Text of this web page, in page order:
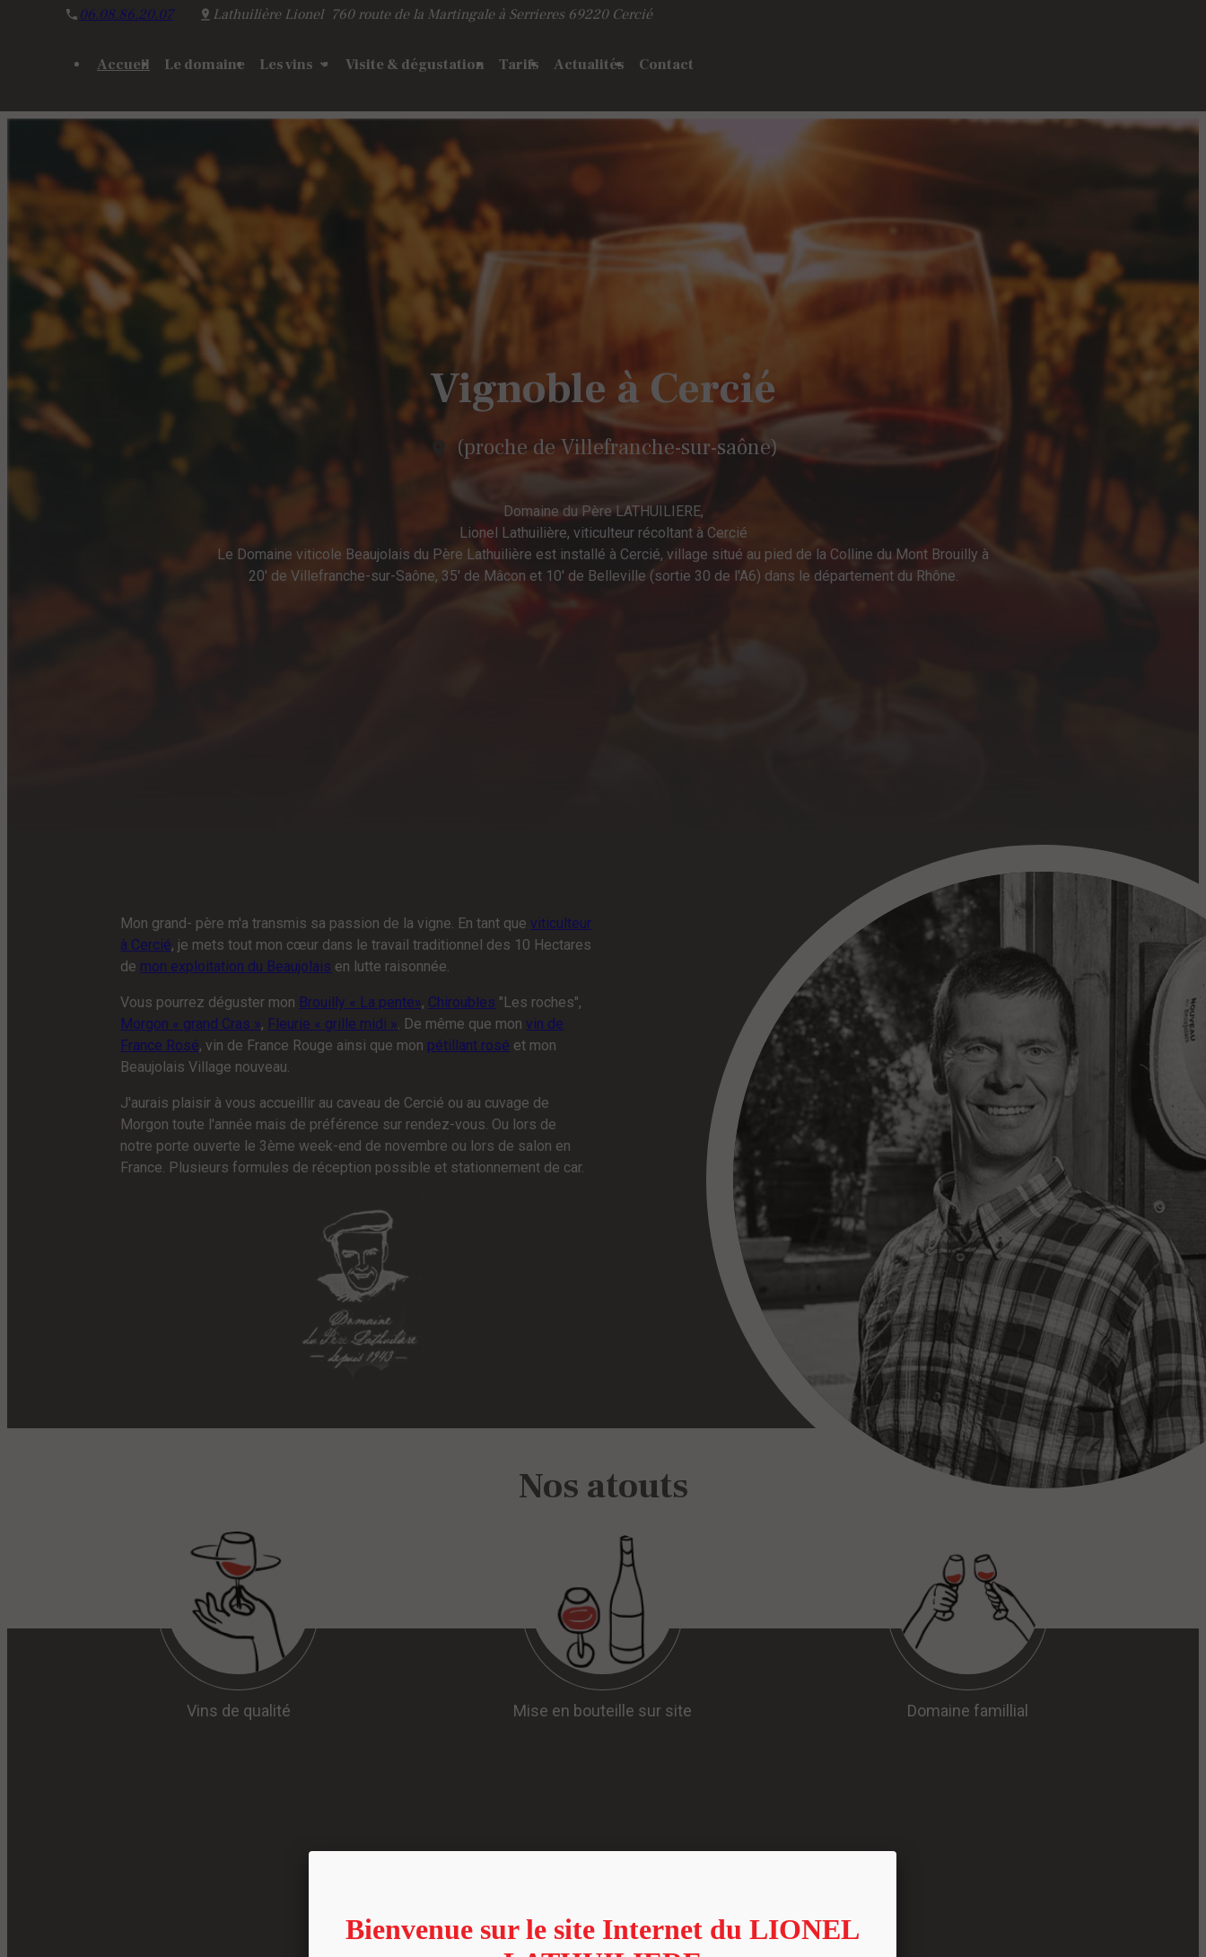
06.08.86.20.07 Lathuilière Lionel 760 route de la Martingale à Serrieres 69220 Cercié
Accueil Le domaine Les vins Visite & dégustation Tarifs Actualités Contact
Vignoble à Cercié
(proche de Villefranche-sur-saône)
Domaine du Père LATHUILIERE,
Lionel Lathuilière, viticulteur récoltant à Cercié
Le Domaine viticole Beaujolais du Père Lathuilière est installé à Cercié, village situé au pied de la Colline du Mont Brouilly à
20' de Villefranche-sur-Saône, 35' de Mâcon et 10' de Belleville (sortie 30 de l'A6) dans le département du Rhône.
Mon grand- père m'a transmis sa passion de la vigne. En tant queviticulteur
à Cercié, je mets tout mon cœur dans le travail traditionnel des 10 Hectares
de mon exploitation du Beaujolais en lutte raisonnée.
Vous pourrez déguster mon Brouilly « La pente», Chiroubles "Les roches",
Morgon « grand Cras », Fleurie « grille midi » . De même que monvin de
France Rosé, vin de France Rouge ainsi que mon pétillant rosé et mon
Beaujolais Village nouveau.
J'aurais plaisir à vous accueillir au caveau de Cercié ou au cuvage de
Morgon toute l'année mais de préférence sur rendez-vous. Ou lors de
notre porte ouverte le 3ème week-end de novembre ou lors de salon en
France. Plusieurs formules de réception possible et stationnement de car.
Nos atouts
Vins de qualité Mise en bouteille sur site Domaine famillial
Nos vins
Panneau de gestion des cookies